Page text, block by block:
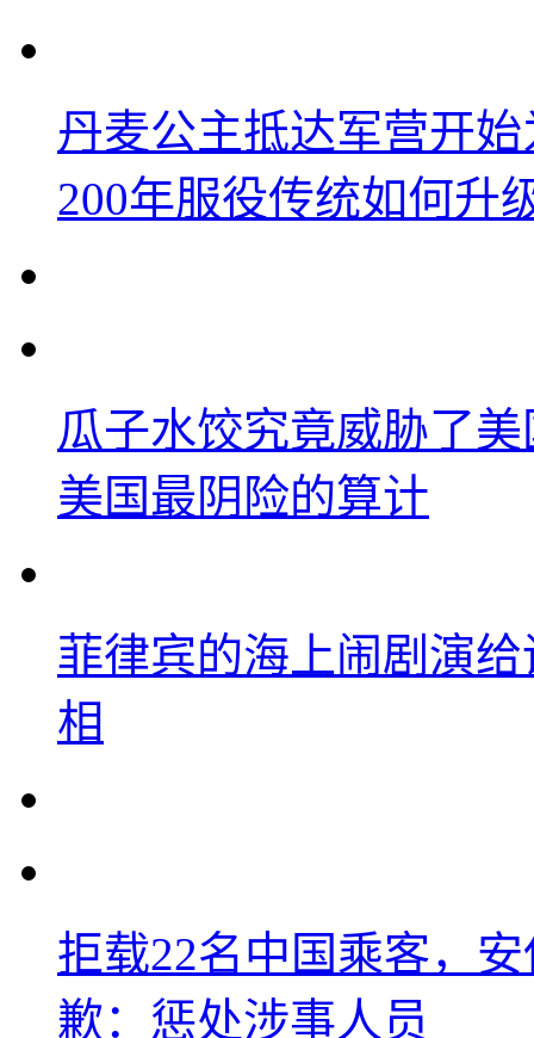
丹麦公主抵达军营开
200年服役传统如何升
瓜子水饺究竟威胁了
美国最阴险的算计
菲律宾的海上闹剧演
相
拒载22名中国乘客，
歉：惩处涉事人员